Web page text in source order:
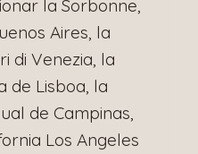
la Sorbonne,
Aires, la
di Venezia, la
de Lisboa, la
de Campinas,
Los Angeles